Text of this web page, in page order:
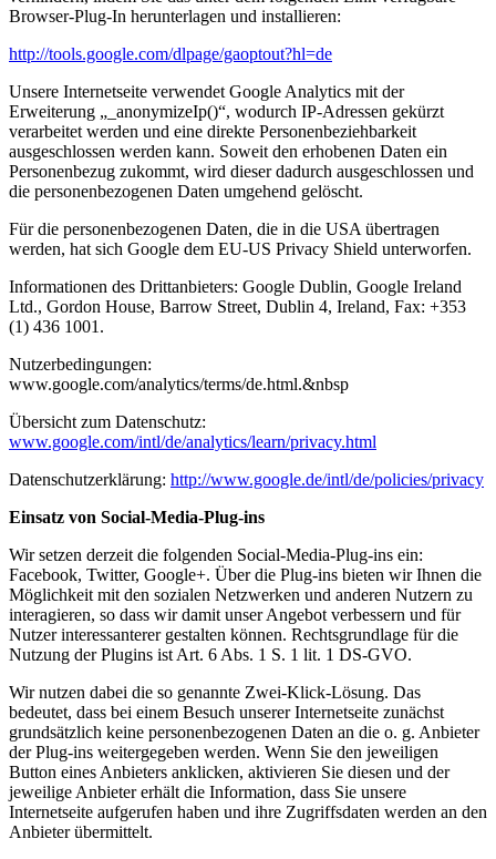
Browser-Plug-In herunterlagen und installieren:
http://tools.google.com/dlpage/gaoptout?hl=de
Unsere Internetseite verwendet Google Analytics mit der
Erweiterung „_anonymizeIp()“, wodurch IP-Adressen gekürzt
verarbeitet werden und eine direkte Personenbeziehbarkeit
ausgeschlossen werden kann. Soweit den erhobenen Daten ein
Personenbezug zukommt, wird dieser dadurch ausgeschlossen und
die personenbezogenen Daten umgehend gelöscht.
Für die personenbezogenen Daten, die in die USA übertragen
werden, hat sich Google dem EU-US Privacy Shield unterworfen.
Informationen des Drittanbieters: Google Dublin, Google Ireland
Ltd., Gordon House, Barrow Street, Dublin 4, Ireland, Fax: +353
(1) 436 1001.
Nutzerbedingungen:
www.google.com/analytics/terms/de.html.&nbsp
Übersicht zum Datenschutz:
www.google.com/intl/de/analytics/learn/privacy.html
Datenschutzerklärung: http://www.google.de/intl/de/policies/privacy
Einsatz von Social-Media-Plug-ins
Wir setzen derzeit die folgenden Social-Media-Plug-ins ein:
Facebook, Twitter, Google+. Über die Plug-ins bieten wir Ihnen die
Möglichkeit mit den sozialen Netzwerken und anderen Nutzern zu
interagieren, so dass wir damit unser Angebot verbessern und für
Nutzer interessanterer gestalten können. Rechtsgrundlage für die
Nutzung der Plugins ist Art. 6 Abs. 1 S. 1 lit. 1 DS-GVO.
Wir nutzen dabei die so genannte Zwei-Klick-Lösung. Das
bedeutet, dass bei einem Besuch unserer Internetseite zunächst
grundsätzlich keine personenbezogenen Daten an die o. g. Anbieter
der Plug-ins weitergegeben werden. Wenn Sie den jeweiligen
Button eines Anbieters anklicken, aktivieren Sie diesen und der
jeweilige Anbieter erhält die Information, dass Sie unsere
Internetseite aufgerufen haben und ihre Zugriffsdaten werden an den
Anbieter übermittelt.